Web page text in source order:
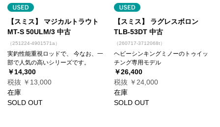
【スミス】 マジカルトラウト
MT-S 50ULM/3 中古
（251224-4901571a）
実釣性能重視ロッドで、 今なお、一
部で人気の高いシリーズです。
￥14,300
税抜 ￥13,000
在庫
SOLD OUT
【スミス】 ラグレスボロン
TLB-53DT 中古
（260717-3712068t）
ヘビーシンキングミノーのトゥイッ
チング専用モデル
￥26,400
税抜 ￥24,000
在庫
SOLD OUT